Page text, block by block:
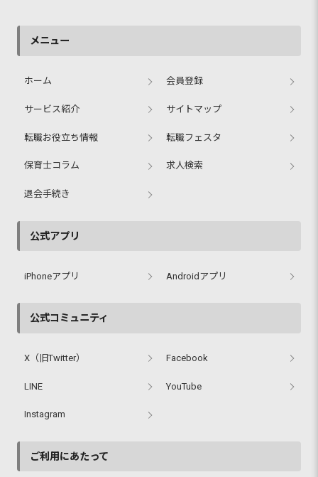
メニュー
ホーム 会員登録
サービス紹介 サイトマップ
転職お役立ち情報 転職フェスタ
保育士コラム 求人検索
退会手続き
公式アプリ
iPhoneアプリ Androidアプリ
公式コミュニティ
X（旧Twitter） Facebook
LINE YouTube
Instagram
ご利用にあたって